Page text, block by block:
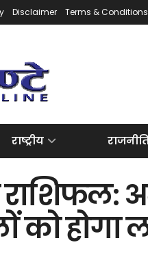
Disclaimer Terms & Conditions
राष्ट्रीय
राशिफल:
को होगा